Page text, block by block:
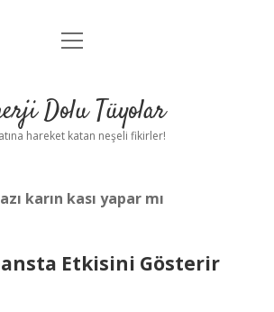
Anasayfa
Yasal Uyarı
menüyü
Dolu Tüyolar
hareket katan neşeli fikirler!
karın kası yapar mı
Etkisini Gösterir